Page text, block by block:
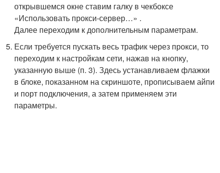
открывшемся окне ставим галку в чекбоксе
«Использовать прокси-сервер…» .
Далее переходим к дополнительным параметрам.
Если требуется пускать весь трафик через прокси, то
переходим к настройкам сети, нажав на кнопку,
указанную выше (п. 3). Здесь устанавливаем флажки
в блоке, показанном на скриншоте, прописываем айпи
и порт подключения, а затем применяем эти
параметры.